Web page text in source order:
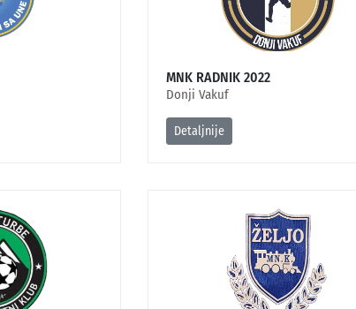
MNK RADNIK 2022
Donji Vakuf
Detaljnije